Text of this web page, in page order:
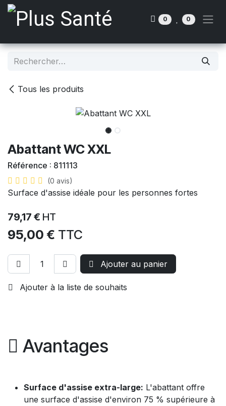
Se rendre au contenu
0 0
Tous les produits
Abattant WC XXL
Référence : 811113
(0 avis)
Surface d'assise idéale pour les personnes fortes
79,17 € HT
95,00 € TTC
Ajouter au panier
Ajouter à la liste de souhaits
Avantages
Surface d'assise extra-large: L'abattant offre
une surface d'assise d'environ 75 % supérieure à